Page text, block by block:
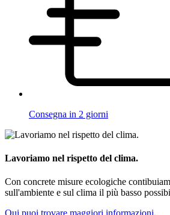
Consegna in 2 giorni
Lavoriamo nel rispetto del clima.
Con concrete misure ecologiche
sull'ambiente e sul clima il più basso